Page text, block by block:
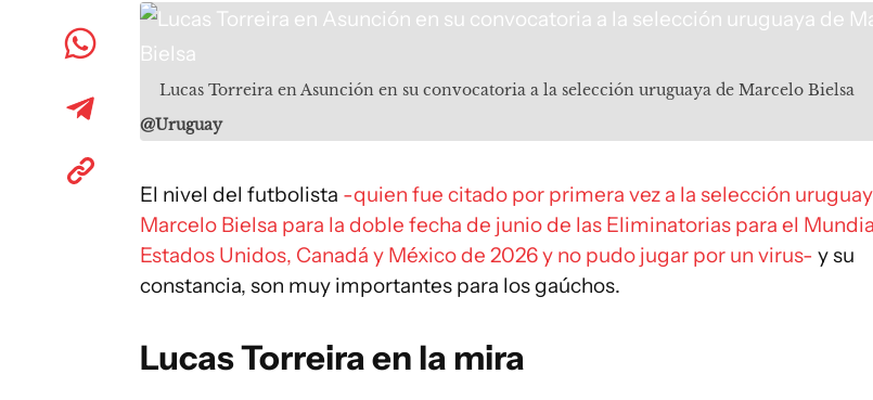
Lucas Torreira en Asunción en su convocatoria a la selección uruguaya de Marcelo Bielsa
@Uruguay
El nivel del futbolista -quien fue citado por primera vez a la selección
Marcelo Bielsa para la doble fecha de junio de las Eliminatorias para el
Estados Unidos, Canadá y México de 2026 y no pudo jugar por un virus- y su
constancia, son muy importantes para los gaúchos.
Lucas Torreira en la mira